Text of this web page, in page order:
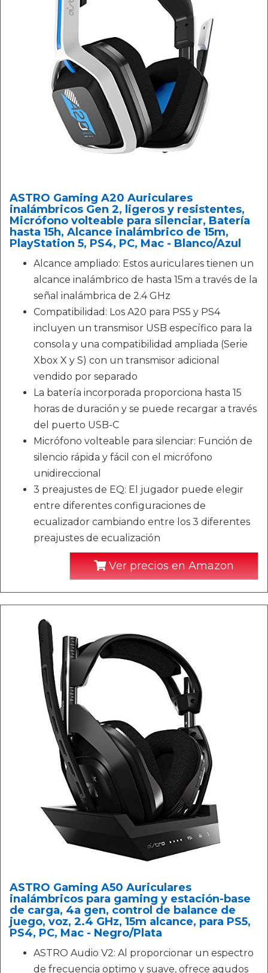
ASTRO Gaming A20 Auriculares
inalámbricos Gen 2, ligeros y resistentes,
Micrófono volteable para silenciar, Batería
hasta 15h, Alcance inalámbrico de 15m,
PlayStation 5, PS4, PC, Mac - Blanco/Azul
Alcance ampliado: Estos auriculares tienen un
alcance inalámbrico de hasta 15m a través de la
señal inalámbrica de 2.4 GHz
Compatibilidad: Los A20 para PS5 y PS4
incluyen un transmisor USB específico para la
consola y una compatibilidad ampliada (Serie
Xbox X y S) con un transmisor adicional
vendido por separado
La batería incorporada proporciona hasta 15
horas de duración y se puede recargar a través
del puerto USB-C
Micrófono volteable para silenciar: Función de
silencio rápida y fácil con el micrófono
unidireccional
3 preajustes de EQ: El jugador puede elegir
entre diferentes configuraciones de
ecualizador cambiando entre los 3 diferentes
preajustes de ecualización
Ver precios en Amazon
ASTRO Gaming A50 Auriculares
inalámbricos para gaming y estación-base
de carga, 4a gen, control de balance de
juego, voz, 2.4 GHz, 15m alcance, para PS5,
PS4, PC, Mac - Negro/Plata
ASTRO Audio V2: Al proporcionar un espectro
de frecuencia optimo y suave, ofrece agudos